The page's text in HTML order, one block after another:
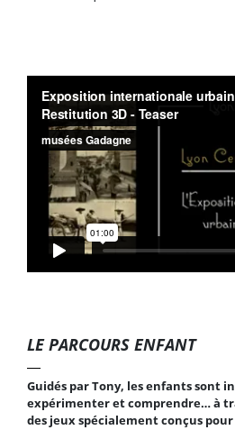
LE PARCOURS ENFANT
Guidés par Tony, les enfants sont
expérimenter et comprendre… à
des jeux spécialement conçus